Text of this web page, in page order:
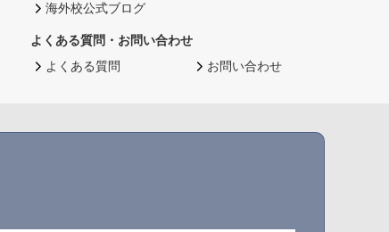
海外校公式ブログ
よくある質問・お問い合わせ
よくある質問
お問い合わせ